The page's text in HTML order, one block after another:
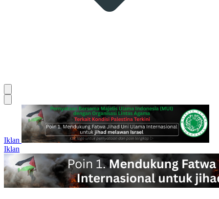
Iklan
Iklan